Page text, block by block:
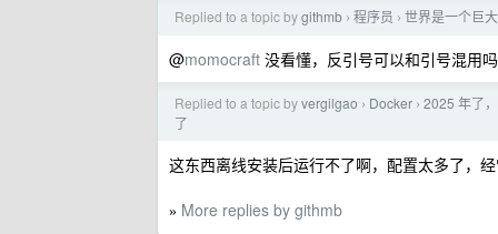
Replied to a topic bygithmb › 程序员 › 世界是一个巨
@momocraft 没看懂，反引号可以和引号混用
Replied to a topic byvergilgao › Docker › 2025 年了
了
这东西离线安装后运行不了啊，配置太多了，
» More replies by githmb